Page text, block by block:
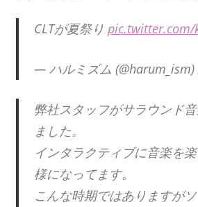
CLTが夏祭り pic.twitter.com/
— ハルミズム (@harum_ism)
弊社スタッフがサラウンド
ました。
インタラクティブに音楽を
様になってます。
こんな時期ではありますが